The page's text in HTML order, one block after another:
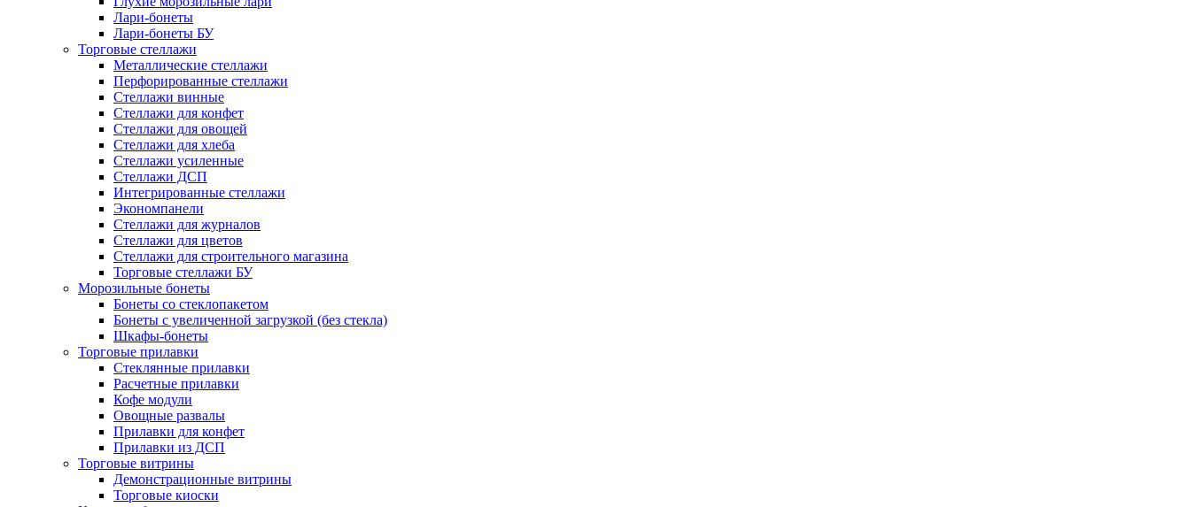
Лари-бонеты
Лари-бонеты БУ
Торговые стеллажи
Металлические стеллажи
Перфорированные стеллажи
Стеллажи винные
Стеллажи для конфет
Стеллажи для овощей
Стеллажи для хлеба
Стеллажи усиленные
Стеллажи ДСП
Интегрированные стеллажи
Экономпанели
Стеллажи для журналов
Стеллажи для цветов
Стеллажи для строительного магазина
Торговые стеллажи БУ
Морозильные бонеты
Бонеты со стеклопакетом
Бонеты с увеличенной загрузкой (без стекла)
Шкафы-бонеты
Торговые прилавки
Стеклянные прилавки
Расчетные прилавки
Кофе модули
Овощные развалы
Прилавки для конфет
Прилавки из ДСП
Торговые витрины
Демонстрационные витрины
Торговые киоски